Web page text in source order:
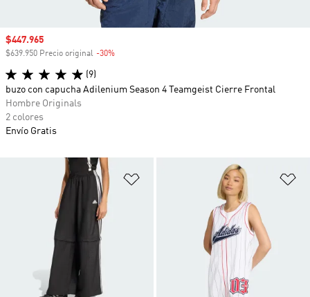
Añadir a la lista de deseos
Precio de venta
$447.965
$639.950 Precio original -30%
(9)
buzo con capucha Adilenium Season 4 Teamgeist Cierre Frontal
Hombre Originals
2 colores
Envío Gratis